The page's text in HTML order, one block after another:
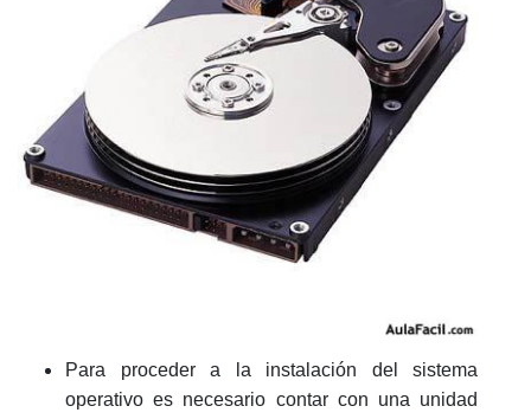
Para proceder a la instalación del sistema
operativo es necesario contar con una unidad